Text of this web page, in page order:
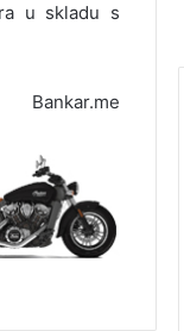
u skladu s
Bankar.me